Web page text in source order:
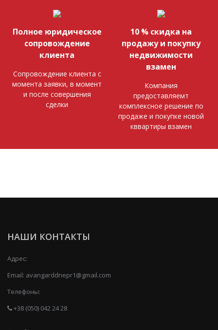
Полное юридическое
сопровождение
клиента
Сопровождение клиента с
момента заявки, в момент
и после совершения
сделки
10 % скидка на
продажу и покупку
недвижимости
взамен
Компания
предоставляемт
комплексное решение по
продаже и покупке новой
кввартиры взамен
НАШИ КОНТАКТЫ
Адрес:
Email: avangarddnepr1@gmail.com
Телефоны:
+38 (050) 042 24 28